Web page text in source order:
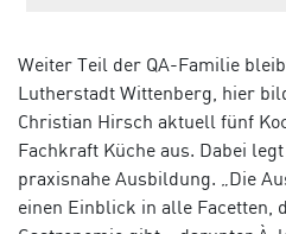
Weiter Teil der QA-Familie
Lutherstadt Wittenberg, hier
Christian Hirsch aktuell fünf
Fachkraft Küche aus. Dabei
praxisnahe Ausbildung. „Die
einen Einblick in alle Facetten,